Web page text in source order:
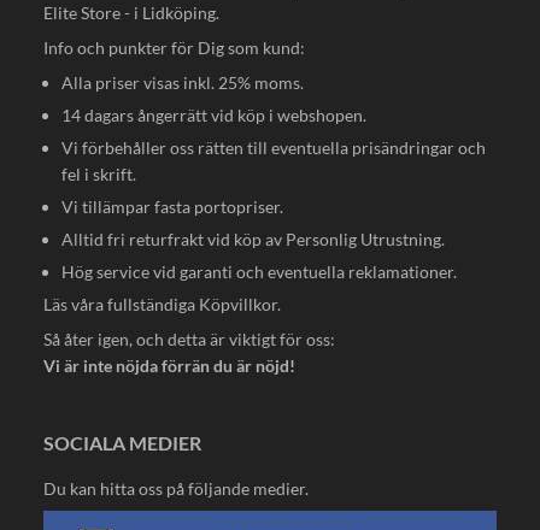
Elite Store - i Lidköping.
Info och punkter för Dig som kund:
Alla priser visas inkl. 25% moms.
14 dagars ångerrätt vid köp i webshopen.
Vi förbehåller oss rätten till eventuella prisändringar och
fel i skrift.
Vi tillämpar fasta portopriser.
Alltid fri returfrakt vid köp av Personlig Utrustning.
Hög service vid garanti och eventuella reklamationer.
Läs våra fullständiga Köpvillkor.
Så åter igen, och detta är viktigt för oss:
Vi är inte nöjda förrän du är nöjd!
SOCIALA MEDIER
Du kan hitta oss på följande medier.